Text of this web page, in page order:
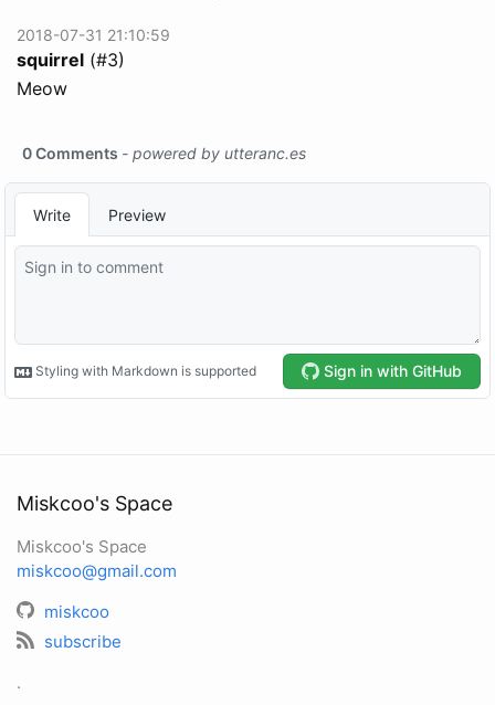
2018-07-31 21:10:59
squirrel (#3)
Meow
Miskcoo's Space
Miskcoo's Space
miskcoo@gmail.com
miskcoo
subscribe
.